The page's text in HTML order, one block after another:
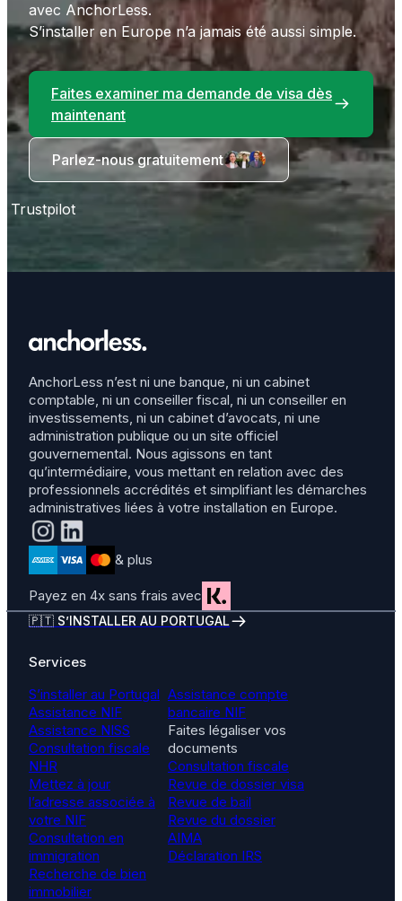
avec AnchorLess.
S’installer en Europe n’a jamais été aussi simple.
Faites examiner ma demande de visa dès
maintenant
Parlez-nous gratuitement
Trustpilot
AnchorLess n’est ni une banque, ni un cabinet
comptable, ni un conseiller fiscal, ni un conseiller en
investissements, ni un cabinet d’avocats, ni une
administration publique ou un site officiel
gouvernemental. Nous agissons en tant
qu’intermédiaire, vous mettant en relation avec des
professionnels accrédités et simplifiant les démarches
administratives liées à votre installation en Europe.
& plus
Payez en 4x sans frais avec
🇵🇹 S’INSTALLER AU PORTUGAL
Services
S’installer au Portugal
Assistance NIF
Assistance NISS
Consultation fiscale
NHR
Mettez à jour
l’adresse associée à
votre NIF
Consultation en
immigration
Recherche de bien
immobilier
Assistance compte
bancaire NIF
Faites légaliser vos
documents
Consultation fiscale
Revue de dossier visa
Revue de bail
Revue du dossier
AIMA
Déclaration IRS